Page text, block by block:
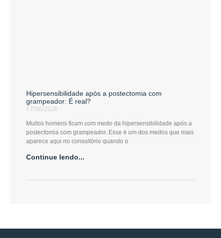
Hipersensibilidade após a postectomia com
grampeador: É real?
17/06/2026
Muitos homens ficam com medo da hipersensibilidade após a
postectomia com grampeador. Esse é um dos medos que mais
aparece aqui no consultório quando o
Continue lendo...